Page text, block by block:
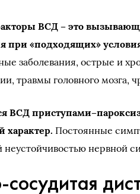
ВСД – это
при «подходящих»
заболевания, острые и
травмы головного мозга,
ВСД
характер. Постоянные
неустойчивостью нервной
сосудитая